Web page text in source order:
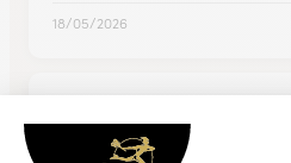
18/05/2026
Smidigt och enkelt